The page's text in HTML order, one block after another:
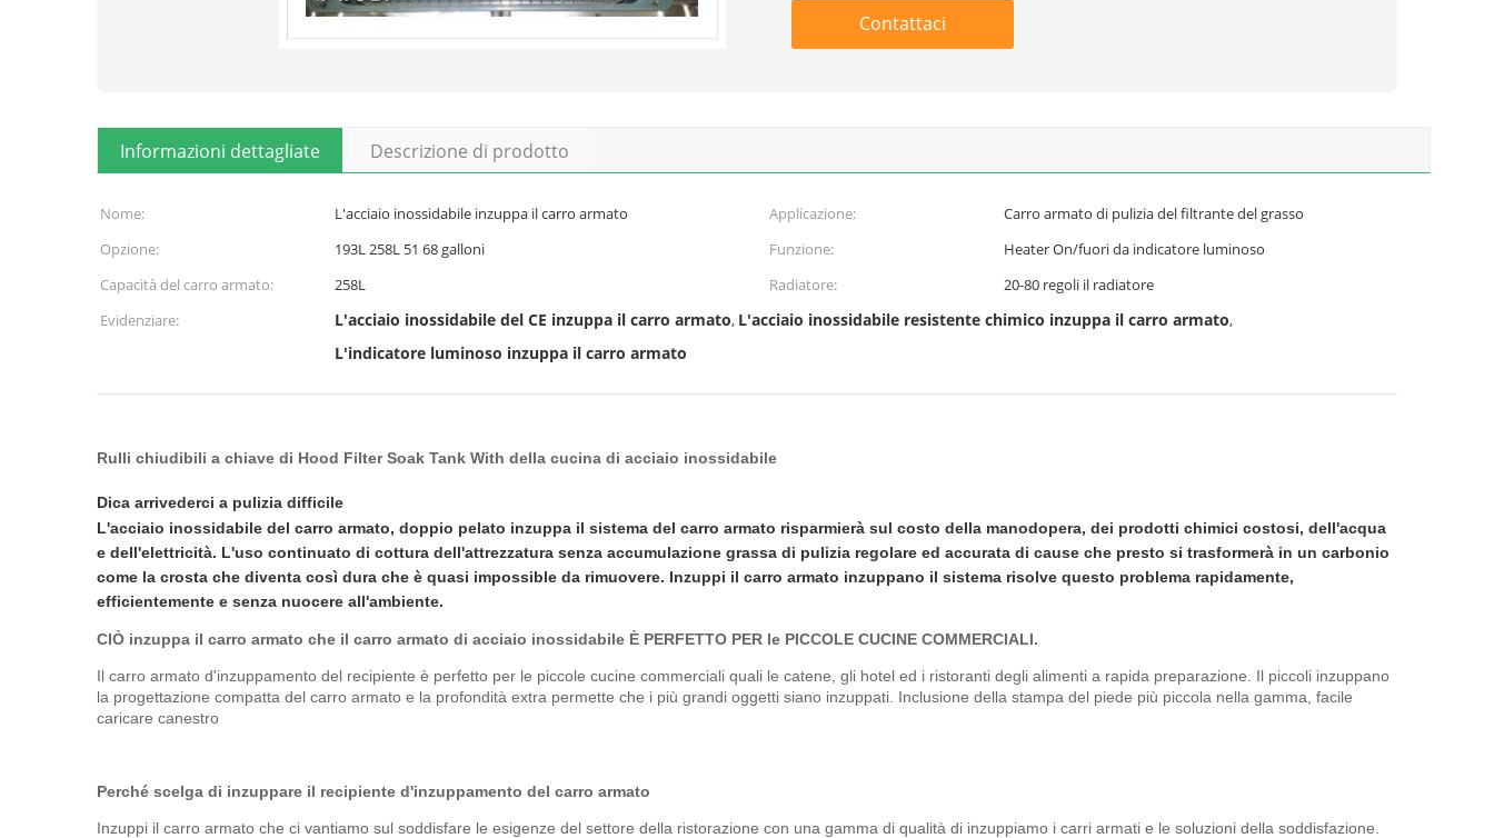
Contattaci
Informazioni dettagliate Descrizione di prodotto
Nome: L'acciaio inossidabile inzuppa il carro armato Applicazione:
Carro armato di pulizia del filtrante del grasso
Opzione:
193L 258L 51 68 galloni Funzione:
Heater On/fuori da indicatore luminoso
Capacità del carro armato:
258L Radiatore:
20-80 regoli il radiatore
Evidenziare:
L'acciaio inossidabile del CE inzuppa il carro armato, L'acciaio inossidabile resistente chimico inzuppa il carro armato,
L'indicatore luminoso inzuppa il carro armato
Rulli chiudibili a chiave di Hood Filter Soak Tank With della cucina di acciaio inossidabile
Dica arrivederci a pulizia difficile
L'acciaio inossidabile del carro armato, doppio pelato inzuppa il sistema del carro armato risparmierà sul costo della manodopera, dei prodotti chimici costosi, dell'acqua
e dell'elettricità. L'uso continuato di cottura dell'attrezzatura senza accumulazione grassa di pulizia regolare ed accurata di cause che presto si trasformerà in un carbonio
come la crosta che diventa così dura che è quasi impossible da rimuovere. Inzuppi il carro armato inzuppano il sistema risolve questo problema rapidamente,
efficientemente e senza nuocere all'ambiente.
CIÒ inzuppa il carro armato che il carro armato di acciaio inossidabile È PERFETTO PER le PICCOLE CUCINE COMMERCIALI.
Il carro armato d'inzuppamento del recipiente è perfetto per le piccole cucine commerciali quali le catene, gli hotel ed i ristoranti degli alimenti a rapida preparazione. Il piccoli inzuppano
la progettazione compatta del carro armato e la profondità extra permette che i più grandi oggetti siano inzuppati. Inclusione della stampa del piede più piccola nella gamma, facile
caricare canestro
Perché scelga di inzuppare il recipiente d'inzuppamento del carro armato
Inzuppi il carro armato che ci vantiamo sul soddisfare le esigenze del settore della ristorazione con una gamma di qualità di inzuppiamo i carri armati e le soluzioni della soddisfazione.